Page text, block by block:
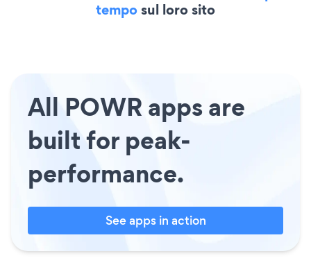
temposul loro sito
All POWR apps are
built for peak-
performance.
See apps in action